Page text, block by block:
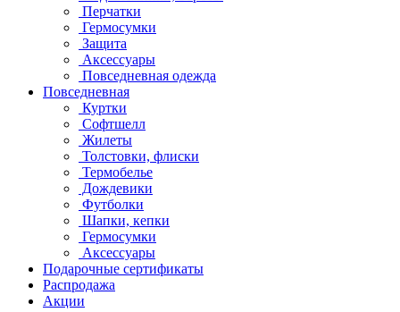
Перчатки
Гермосумки
Защита
Аксессуары
Повседневная одежда
Повседневная
Куртки
Софтшелл
Жилеты
Толстовки, флиски
Термобелье
Дождевики
Футболки
Шапки, кепки
Гермосумки
Аксессуары
Подарочные сертификаты
Распродажа
Акции